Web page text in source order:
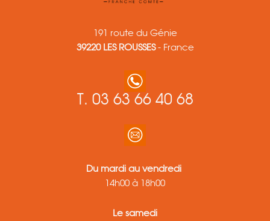
191 route du Génie
39220 LES ROUSSES- France
T. 03 63 66 40 68
Du mardi au vendredi
14h00 à 18h00
Le samedi